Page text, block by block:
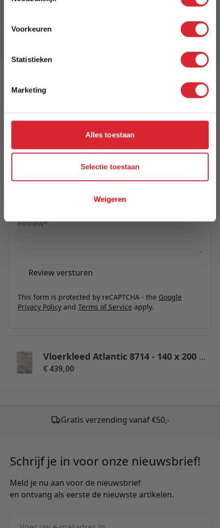
Voorkeuren
Statistieken
Marketing
Alles toestaan
Selectie toestaan
Weigeren
Schrijf uw eigen review
Review
Review versturen
This form is protected by reCAPTCHA - the Google
Privacy Policy and Terms of Service apply.
140 cm
Model
Vloerkleed Atlantic 8714 - 140 x 200 cm
€ 439,00
Gratis verzending vanaf €50,-
Schrijf je in voor onze nieuwsbrief!
Meld je nu aan voor de nieuwsbrief
en ontvang als eerste de nieuwste artikelen.
E-mailadres